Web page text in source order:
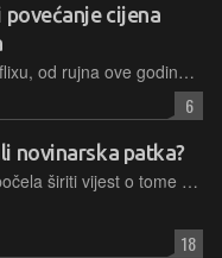
cijena
Disney će, slično Netflixu, od rujna ove godine pojačati nadzor nad dijeljenjem lozinki za svoje streaming usluge Disney+, Hulu i ESPN+. Pretplatnici koji žele dijeliti svoje račune s osobama izvan svog kućanstva moći će dodati te korisnike uz dodatnu naknadu.
6
novinarska patka?
Posljednjih se dana počela širiti vijest o tome da Logitech razmatra novi poslovni model, u kojem bi kupcu prodali neki uređaj, a potom tražili plaćanje mjesečne pretplate za njega. Ima li u tome istine?
18